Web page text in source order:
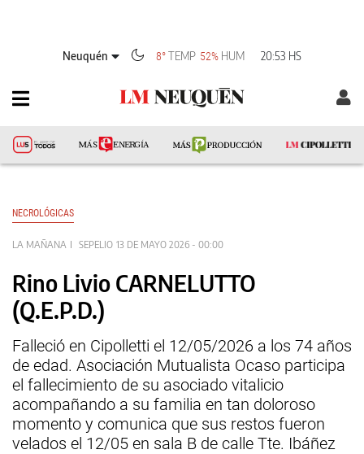
Neuquén 8°TEMP 52% HUM 20:53 HS
NECROLÓGICAS
LA MAÑANA SEPELIO 13 DE MAYO 2026 - 00:00
Rino Livio CARNELUTTO
(Q.E.P.D.)
Falleció en Cipolletti el 12/05/2026 a los 74 años
de edad. Asociación Mutualista Ocaso participa
el fallecimiento de su asociado vitalicio
acompañando a su familia en tan doloroso
momento y comunica que sus restos fueron
velados el 12/05 en sala B de calle Tte. Ibáñez